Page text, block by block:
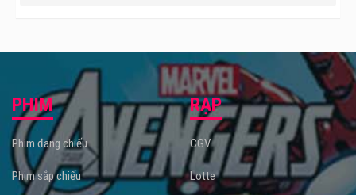
PHIM
Phim đang chiếu
Phim sắp chiếu
RẠP
CGV
Lotte